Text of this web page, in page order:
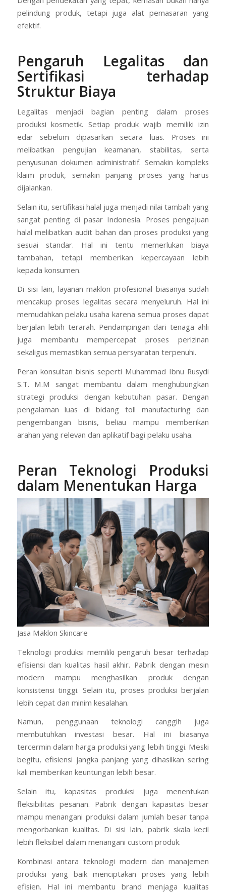
pelindung produk, tetapi juga alat pemasaran yang
efektif.
Pengaruh Legalitas dan
Sertifikasi terhadap
Struktur Biaya
Legalitas menjadi bagian penting dalam proses
produksi kosmetik. Setiap produk wajib memiliki izin
edar sebelum dipasarkan secara luas. Proses ini
melibatkan pengujian keamanan, stabilitas, serta
penyusunan dokumen administratif. Semakin kompleks
klaim produk, semakin panjang proses yang harus
dijalankan.
Selain itu, sertifikasi halal juga menjadi nilai tambah yang
sangat penting di pasar Indonesia. Proses pengajuan
halal melibatkan audit bahan dan proses produksi yang
sesuai standar. Hal ini tentu memerlukan biaya
tambahan, tetapi memberikan kepercayaan lebih
kepada konsumen.
Di sisi lain, layanan maklon profesional biasanya sudah
mencakup proses legalitas secara menyeluruh. Hal ini
memudahkan pelaku usaha karena semua proses dapat
berjalan lebih terarah. Pendampingan dari tenaga ahli
juga membantu mempercepat proses perizinan
sekaligus memastikan semua persyaratan terpenuhi.
Peran konsultan bisnis seperti Muhammad Ibnu Rusydi
S.T. M.M sangat membantu dalam menghubungkan
strategi produksi dengan kebutuhan pasar. Dengan
pengalaman luas di bidang toll manufacturing dan
pengembangan bisnis, beliau mampu memberikan
arahan yang relevan dan aplikatif bagi pelaku usaha.
Peran Teknologi Produksi
dalam Menentukan Harga
Jasa Maklon Skincare
Teknologi produksi memiliki pengaruh besar terhadap
efisiensi dan kualitas hasil akhir. Pabrik dengan mesin
modern mampu menghasilkan produk dengan
konsistensi tinggi. Selain itu, proses produksi berjalan
lebih cepat dan minim kesalahan.
Namun, penggunaan teknologi canggih juga
membutuhkan investasi besar. Hal ini biasanya
tercermin dalam harga produksi yang lebih tinggi. Meski
begitu, efisiensi jangka panjang yang dihasilkan sering
kali memberikan keuntungan lebih besar.
Selain itu, kapasitas produksi juga menentukan
fleksibilitas pesanan. Pabrik dengan kapasitas besar
mampu menangani produksi dalam jumlah besar tanpa
mengorbankan kualitas. Di sisi lain, pabrik skala kecil
lebih fleksibel dalam menangani custom produk.
Kombinasi antara teknologi modern dan manajemen
produksi yang baik menciptakan proses yang lebih
efisien. Hal ini membantu brand menjaga kualitas